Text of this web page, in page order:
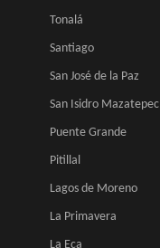
Tonalá
Santiago
San José de la Paz
San Isidro Mazatepec
Puente Grande
Pitillal
Lagos de Moreno
La Primavera
La Eca